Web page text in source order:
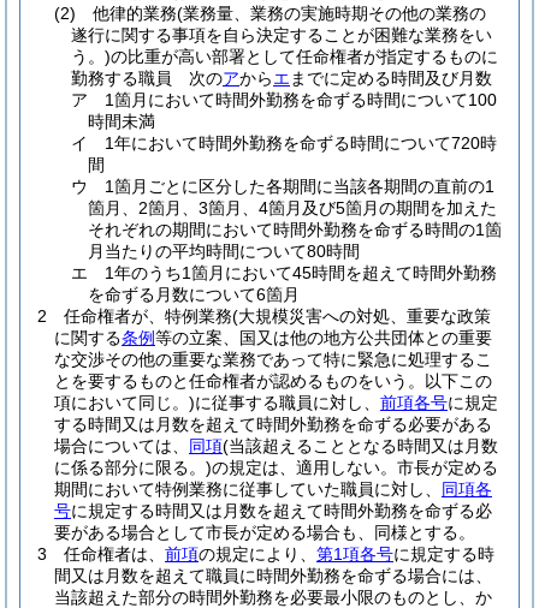
(2)
他律的業務(業務量、業務の実施時期その他の業務の
遂行に関する事項を自ら決定することが困難な業務をい
う。)の比重が高い部署として任命権者が指定するものに
勤務する職員 次のアからエ までに定める時間及び月数
ア
1箇月において時間外勤務を命ずる時間について100
時間未満
イ
1年において時間外勤務を命ずる時間について720時
間
ウ
1箇月ごとに区分した各期間に当該各期間の直前の1
箇月、2箇月、3箇月、4箇月及び5箇月の期間を加えた
それぞれの期間において時間外勤務を命ずる時間の1箇
月当たりの平均時間について80時間
エ
1年のうち1箇月において45時間を超えて時間外勤務
を命ずる月数について6箇月
2
任命権者が、特例業務(大規模災害への対処、重要な政策
に関する条例等の立案、国又は他の地方公共団体との重要
な交渉その他の重要な業務であって特に緊急に処理するこ
とを要するものと任命権者が認めるものをいう。以下この
項において同じ。)に従事する職員に対し、 前項各号に規定
する時間又は月数を超えて時間外勤務を命ずる必要がある
場合については、 同項(当該超えることとなる時間又は月数
に係る部分に限る。)の規定は、適用しない。 市長が定める
期間において特例業務に従事していた職員に対し、 同項各
号に規定する時間又は月数を超えて時間外勤務を命ずる必
要がある場合として市長が定める場合も、同様とする。
3
任命権者は、 前項の規定により、 第1項各号に規定する時
間又は月数を超えて職員に時間外勤務を命ずる場合には、
当該超えた部分の時間外勤務を必要最小限のものとし、か